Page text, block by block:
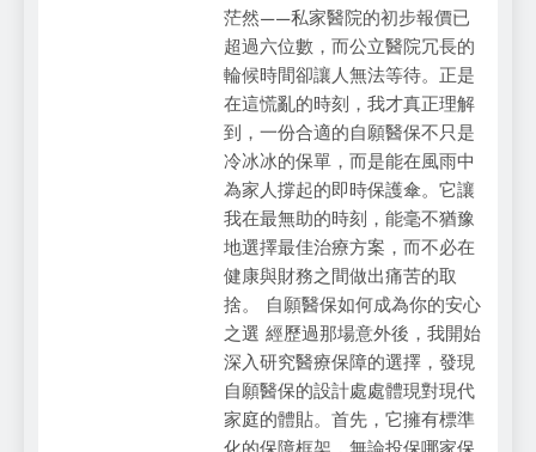
茫然——私家醫院的初步報價已
超過六位數，而公立醫院冗長的
輪候時間卻讓人無法等待。正是
在這慌亂的時刻，我才真正理解
到，一份合適的自願醫保不只是
冷冰冰的保單，而是能在風雨中
為家人撐起的即時保護傘。它讓
我在最無助的時刻，能毫不猶豫
地選擇最佳治療方案，而不必在
健康與財務之間做出痛苦的取
捨。 自願醫保如何成為你的安心
之選 經歷過那場意外後，我開始
深入研究醫療保障的選擇，發現
自願醫保的設計處處體現對現代
家庭的體貼。首先，它擁有標準